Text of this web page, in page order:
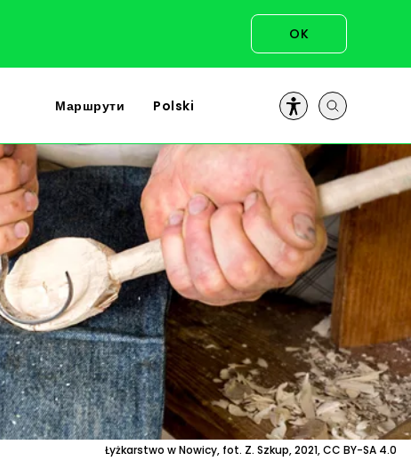
Маршрути Polski
Łyżkarstwo w Nowicy, fot. Z. Szkup, 2021, CC BY-SA 4.0
OK